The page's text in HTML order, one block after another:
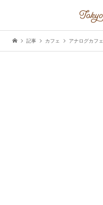
記事 カフェ アナログカフェ